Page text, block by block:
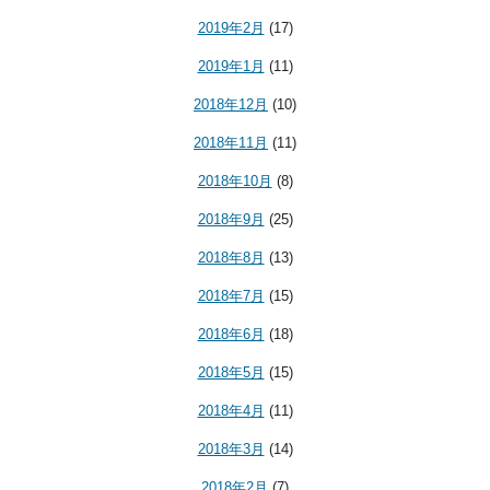
2019年2月 (17)
2019年1月 (11)
2018年12月 (10)
2018年11月 (11)
2018年10月 (8)
2018年9月 (25)
2018年8月 (13)
2018年7月 (15)
2018年6月 (18)
2018年5月 (15)
2018年4月 (11)
2018年3月 (14)